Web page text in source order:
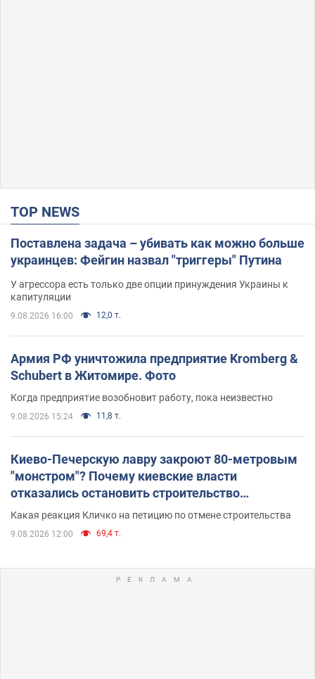
TOP NEWS
Поставлена задача – убивать как можно больше
украинцев: Фейгин назвал "триггеры" Путина
У агрессора есть только две опции принуждения Украины к
капитуляции
9.08.2026 16:00 12,0 т.
Армия РФ уничтожила предприятие Kromberg &
Schubert в Житомире. Фото
Когда предприятие возобновит работу, пока неизвестно
9.08.2026 15:24 11,8 т.
Киево-Печерскую лавру закроют 80-метровым
"монстром"? Почему киевские власти
отказались остановить строительство
небоскреба "московского верующего"
Какая реакция Кличко на петицию по отмене строительства
9.08.2026 12:00 69,4 т.